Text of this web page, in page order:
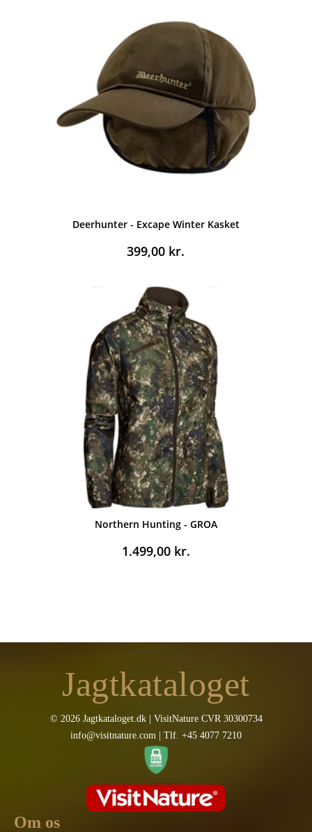
Deerhunter - Excape Winter Kasket
399,00 kr.
Northern Hunting - GROA
1.499,00 kr.
Jagtkataloget
© 2026 Jagtkataloget.dk | VisitNature CVR 30300734
info@visitnature.com | Tlf. +45 4077 7210
Om os